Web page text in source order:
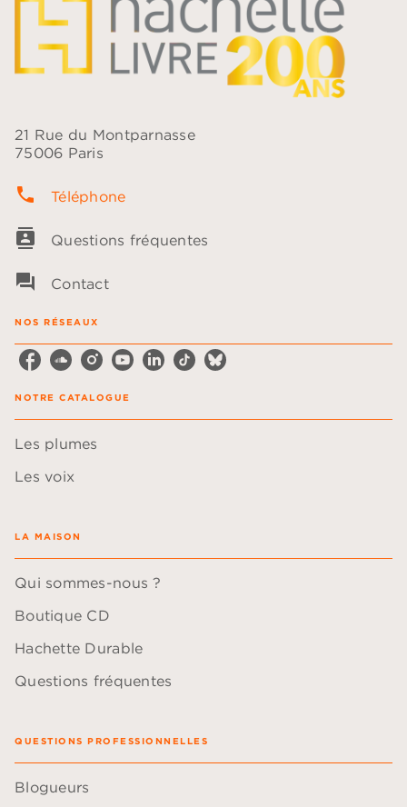
21 Rue du Montparnasse
75006 Paris
phone Téléphone
contacts Questions fréquentes
question_answer Contact
NOS RÉSEAUX
NOTRE CATALOGUE
Les plumes
Les voix
LA MAISON
Qui sommes-nous ?
Boutique CD
Hachette Durable
Questions fréquentes
QUESTIONS PROFESSIONNELLES
Blogueurs